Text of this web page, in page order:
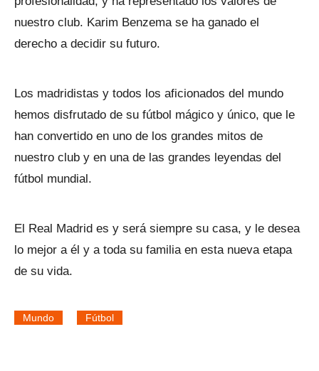
nuestro club. Karim Benzema se ha ganado el
derecho a decidir su futuro.
Los madridistas y todos los aficionados del mundo
hemos disfrutado de su fútbol mágico y único, que le
han convertido en uno de los grandes mitos de
nuestro club y en una de las grandes leyendas del
fútbol mundial.
El Real Madrid es y será siempre su casa, y le desea
lo mejor a él y a toda su familia en esta nueva etapa
de su vida.
Mundo Fútbol